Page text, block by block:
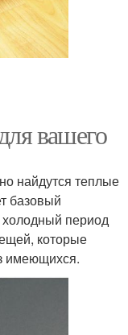
вашего
найдутся теплые
базовый
холодный период
которые
имеющихся.